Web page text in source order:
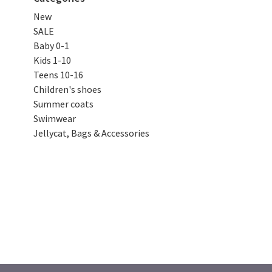
New
SALE
Baby 0-1
Kids 1-10
Teens 10-16
Children's shoes
Summer coats
Swimwear
Jellycat, Bags & Accessories